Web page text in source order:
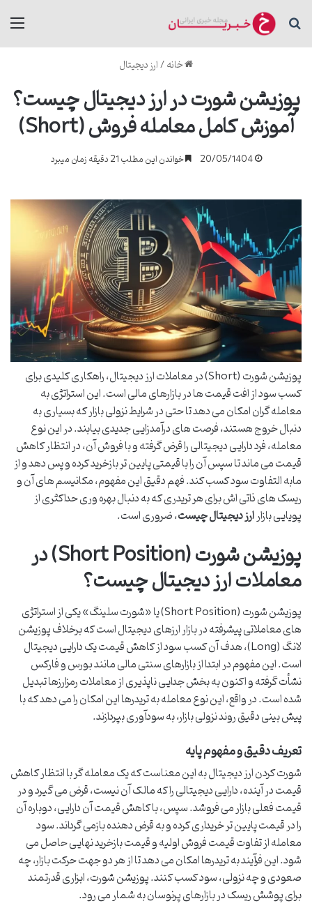
جستجو برای
خانه/ارز دیجیتال
پوزیشن شورت در ارز دیجیتال چیست؟
آموزش کامل معامله فروش (Short)
20/05/1404 خواندن این مطلب 21 دقیقه زمان میبرد
پوزیشن شورت (Short) در معاملات ارز دیجیتال، راهکاری کلیدی برای
کسب سود از افت قیمت ها در بازارهای مالی است. این استراتژی به
معامله گران امکان می دهد تا حتی در شرایط نزولی بازار که بسیاری به
دنبال خروج هستند، فرصت های درآمدزایی جدیدی بیابند. در این نوع
معامله، فرد دارایی دیجیتالی را قرض گرفته و با فروش آن، در انتظار کاهش
قیمت می ماند تا سپس آن را با قیمتی پایین تر بازخرید کرده و پس دهد و از
مابه التفاوت سود کسب کند. فهم دقیق این مفهوم، مکانیسم های آن و
ریسک های ذاتی اش برای هر تریدری که به دنبال بهره وری حداکثری از
پویایی بازارارز دیجیتال چیست، ضروری است.
پوزیشن شورت (Short Position) در
معاملات ارز دیجیتال چیست؟
پوزیشن شورت (Short Position) یا «شورت سلینگ» یکی از استراتژی
های معاملاتی پیشرفته در بازار ارزهای دیجیتال است که برخلاف پوزیشن
لانگ (Long)، هدف آن کسب سود از کاهش قیمت یک دارایی دیجیتال
است. این مفهوم در ابتدا از بازارهای سنتی مالی مانند بورس و فارکس
نشأت گرفته و اکنون به بخش جدایی ناپذیری از معاملات رمزارزها تبدیل
شده است. در واقع، این نوع معامله به تریدرها این امکان را می دهد که با
پیش بینی دقیق روند نزولی بازار، به سودآوری بپردازند.
تعریف دقیق و مفهوم پایه
شورت کردن ارز دیجیتال به این معناست که یک معامله گر با انتظار کاهش
قیمت در آینده، دارایی دیجیتالی را که مالک آن نیست، قرض می گیرد و در
قیمت فعلی بازار می فروشد. سپس، با کاهش قیمت آن دارایی، دوباره آن
را در قیمت پایین تر خریداری کرده و به قرض دهنده بازمی گرداند. سود
معامله از تفاوت قیمت فروش اولیه و قیمت بازخرید نهایی حاصل می
شود. این فرآیند به تریدرها امکان می دهد تا از هر دو جهت حرکت بازار، چه
صعودی و چه نزولی، سود کسب کنند. پوزیشن شورت، ابزاری قدرتمند
برای پوشش ریسک در بازارهای پرنوسان به شمار می رود.